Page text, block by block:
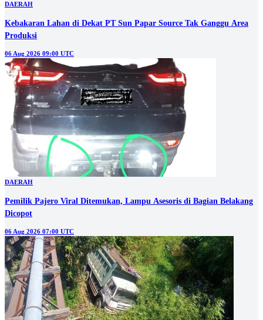
DAERAH
Kebakaran Lahan di Dekat PT Sun Papar Source Tak Ganggu Area
Produksi
06 Aug 2026 09:00 UTC
DAERAH
Pemilik Pajero Viral Ditemukan, Lampu Asesoris di Bagian Belakang
Dicopot
06 Aug 2026 07:00 UTC